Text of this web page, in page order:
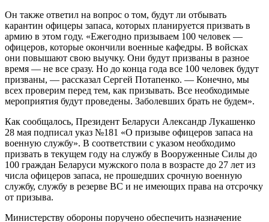
Он также ответил на вопрос о том, будут ли отбывать
карантин офицеры запаса, которых планируется призвать в
армию в этом году. «Ежегодно призываем 100 человек —
офицеров, которые окончили военные кафедры. В войсках
они повышают свою выучку. Они будут призваны в разное
время — не все сразу. Но до конца года все 100 человек будут
призваны, — рассказал Сергей Потапенко. — Конечно, мы
всех проверим перед тем, как призывать. Все необходимые
мероприятия будут проведены. Заболевших брать не будем».
Как сообщалось, Президент Беларуси Александр Лукашенко
28 мая подписал указ №181 «О призыве офицеров запаса на
военную службу». В соответствии с указом необходимо
призвать в текущем году на службу в Вооруженные Силы до
100 граждан Беларуси мужского пола в возрасте до 27 лет из
числа офицеров запаса, не прошедших срочную военную
службу, службу в резерве ВС и не имеющих права на отсрочку
от призыва.
Министерству обороны поручено обеспечить назначение